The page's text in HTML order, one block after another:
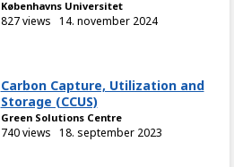
Københavns Universitet
827 views 14. november 2024
Carbon Capture, Utilization and
Storage (CCUS)
Green Solutions Centre
740 views 18. september 2023